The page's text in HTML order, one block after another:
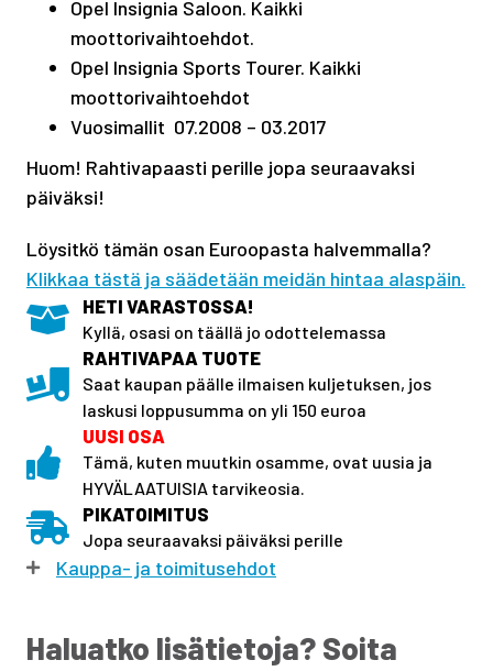
laakeripesä
vasen
määrä
Opel Insignia Saloon. Kaikki
moottorivaihtoehdot.
Opel Insignia Sports Tourer. Kaikki
moottorivaihtoehdot
Vuosimallit 07.2008 – 03.2017
Huom! Rahtivapaasti perille jopa seuraavaksi
päiväksi!
Löysitkö tämän osan Euroopasta halvemmalla?
Klikkaa tästä ja säädetään meidän hintaa alaspäin.
HETI VARASTOSSA!
Kyllä, osasi on täällä jo odottelemassa
RAHTIVAPAA TUOTE
Saat kaupan päälle ilmaisen kuljetuksen, jos
laskusi loppusumma on yli 150 euroa
UUSI OSA
Tämä, kuten muutkin osamme, ovat uusia ja
HYVÄLAATUISIA tarvikeosia.
PIKATOIMITUS
Jopa seuraavaksi päiväksi perille
Kauppa- ja toimitusehdot
Haluatko lisätietoja? Soita